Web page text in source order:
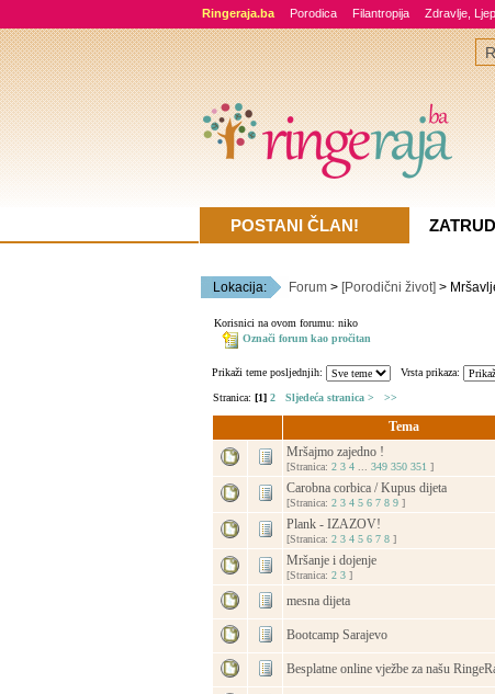
Ringeraja.ba Porodica Filantropija Zdravlje,
Lokacija: Forum> [Porodični život] >
Korisnici na ovom forumu: niko
Označi forum kao pročitan
Prikaži teme posljednjih: Vrsta prikaza:
Stranica: [1] 2 Sljedeća stranica > >>
Tema
Mršajmo zajedno !
[Stranica: 2 3 4... 349 350 351 ]
Carobna corbica / Kupus dijeta
[Stranica: 2 3 4 5 6 7 8 9]
Plank - IZAZOV!
[Stranica: 2 3 4 5 6 7 8]
Mršanje i dojenje
[Stranica: 2 3]
mesna dijeta
Bootcamp Sarajevo
Besplatne online vježbe za našu
POSTANI ČLAN!